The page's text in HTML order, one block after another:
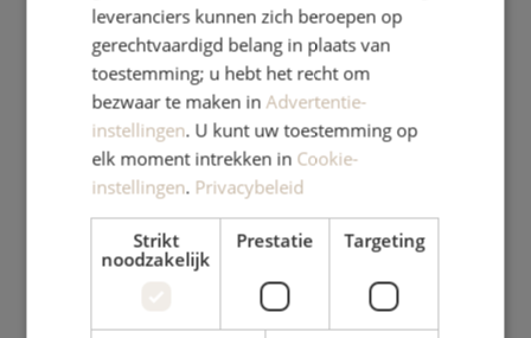
Contact Maak een afspraak
leveranciers kunnen zich beroepen op
gerechtvaardigd belang in plaats van
toestemming; u hebt het recht om
bezwaar te maken inAdvertentie-
instellingen. U kunt uw toestemming op
elk moment intrekken in Cookie-
instellingen. Privacybeleid
Strikt
noodzakelijk
Prestatie Targeting